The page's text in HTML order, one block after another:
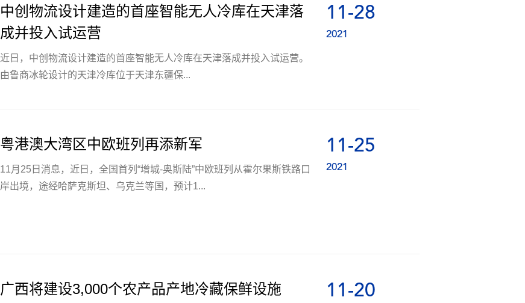
11-28
2021
中创物流设计建造的首座智能无人冷库在天津落
成并投入试运营
近日，中创物流设计建造的首座智能无人冷库在天津落成并投入试运营。
由鲁商冰轮设计的天津冷库位于天津东疆保...
11-25
2021
粤港澳大湾区中欧班列再添新军
11月25日消息，近日，全国首列“增城-奥斯陆”中欧班列从霍尔果斯铁路口
岸出境，途经哈萨克斯坦、乌克兰等国，预计1...
11-20
广西将建设3,000个农产品产地冷藏保鲜设施